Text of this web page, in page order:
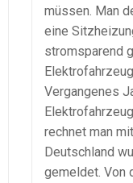
müssen. Man
eine
stromsparend
Vergangenes
rechnet man
Deutschland
gemeldet. Von